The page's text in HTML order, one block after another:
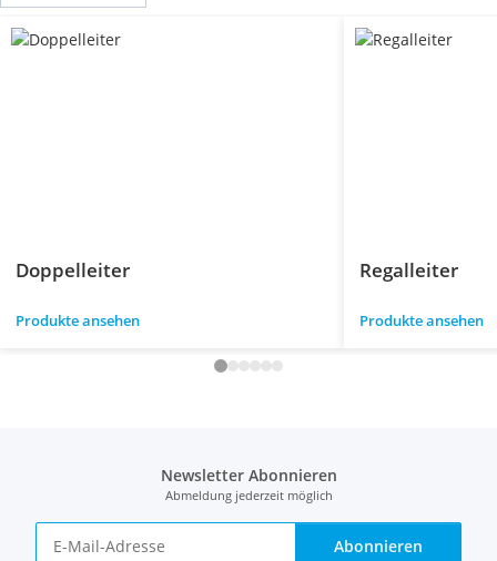
Doppelleiter
Produkte ansehen
Regalleiter
Produkte ansehen
Newsletter Abonnieren
Abmeldung jederzeit möglich
Abonnieren